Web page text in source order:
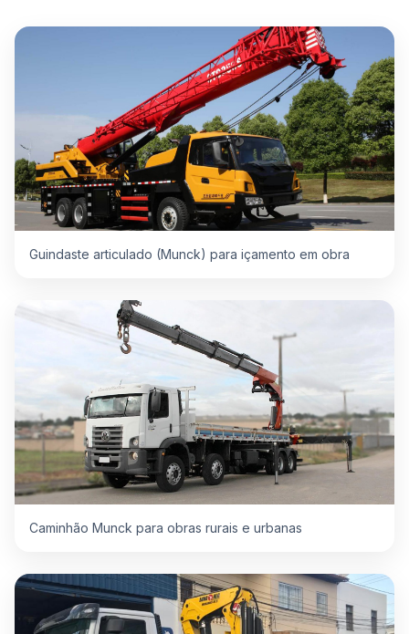
Guindaste articulado (Munck) para içamento em obra
Caminhão Munck para obras rurais e urbanas